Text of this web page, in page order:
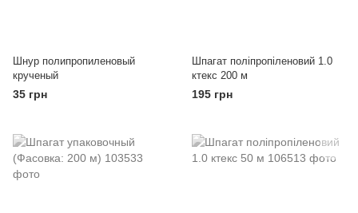
Шнур полипропиленовый
крученый
35 грн
Шпагат поліпропіленовий 1.0
ктекс 200 м
195 грн